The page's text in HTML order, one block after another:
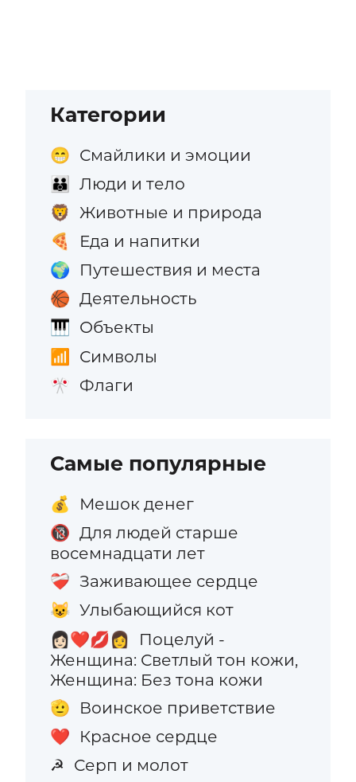
Категории
😁 Смайлики и эмоции
👪 Люди и тело
🦁 Животные и природа
🍕 Еда и напитки
🌍 Путешествия и места
🏀 Деятельность
🎹 Объекты
📶 Символы
🎌 Флаги
Самые популярные
💰 Мешок денег
🔞 Для людей старше
восемнадцати лет
❤️‍🩹 Заживающее сердце
😺 Улыбающийся кот
👩🏻‍❤️‍💋‍👩
Поцелуй -
Женщина: Светлый тон кожи,
Женщина: Без тона кожи
🫡 Воинское приветствие
❤️ Красное сердце
☭ Серп и молот